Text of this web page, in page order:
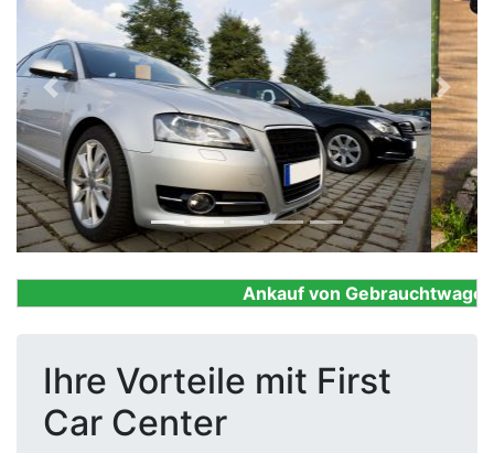
Previous Next
Ankauf von
Ihre Vorteile mit First
Car Center